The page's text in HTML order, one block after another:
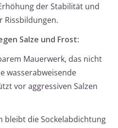
der Stabilität und
Rissbildungen.
Salze und Frost:
Mauerwerk, das nicht
wasserabweisende
vor aggressiven Salzen
bleibt die Sockelabdichtung